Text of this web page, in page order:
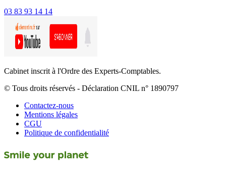
03 83 93 14 14
Cabinet inscrit à l'Ordre des Experts-Comptables.
© Tous droits réservés - Déclaration CNIL n° 1890797
Contactez-nous
Mentions légales
CGU
Politique de confidentialité